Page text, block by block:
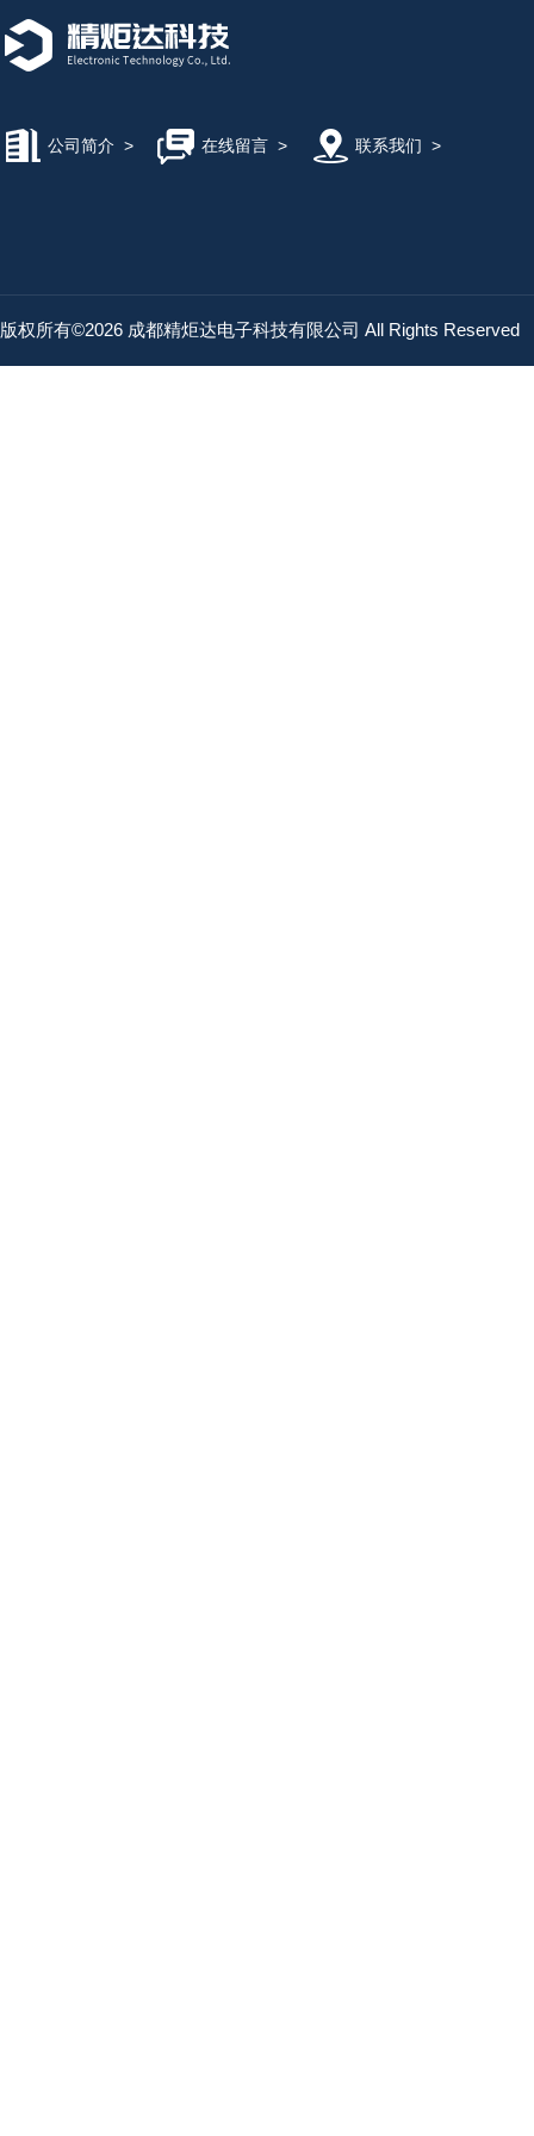
公司简介 > 在线留言> 联系我们 >
版权所有©2026 成都精炬达电子科技有限公司 All Rights Reserved